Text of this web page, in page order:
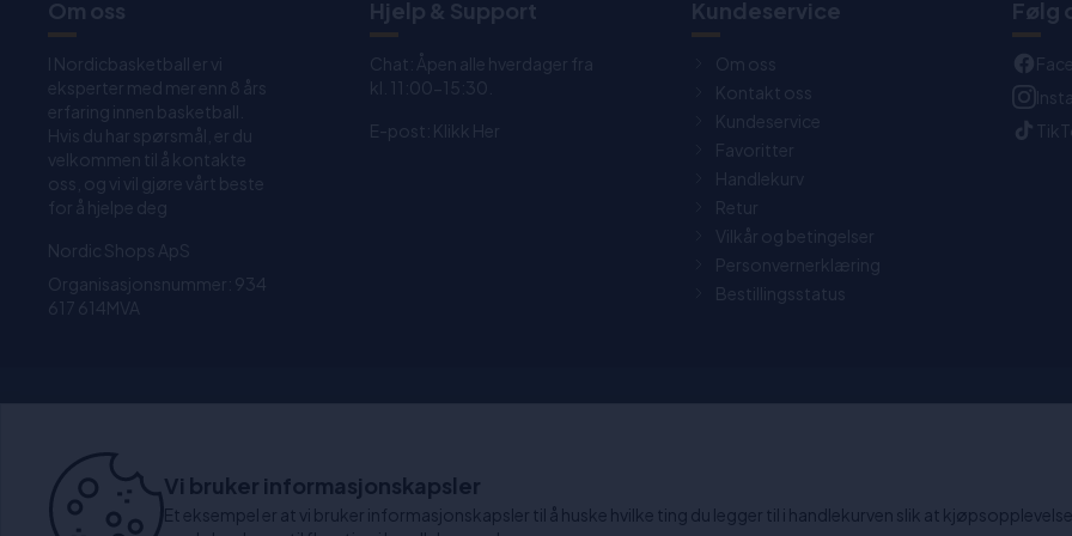
Om oss
I Nordicbasketball er vi
eksperter med mer enn 8 års
erfaring innen basketball.
Hvis du har spørsmål, er du
velkommen til å kontakte
oss, og vi vil gjøre vårt beste
for å hjelpe deg
Nordic Shops ApS
Organisasjonsnummer: 934
617 614MVA
Hjelp & Support
Chat: Åpen alle hverdager fra
kl. 11:00-15:30.
E-post: Klikk Her
Kundeservice
Om oss
Kontakt oss
Kundeservice
Favoritter
Handlekurv
Retur
Vilkår og betingelser
Personvernerklæring
Bestillingsstatus
Følg
1-4 dagers levering
Vi bruker informasjonskapsler
Et eksempel er at vi bruker informasjonskapsler til å huske hvilke ting du legger til i handlekurven slik at